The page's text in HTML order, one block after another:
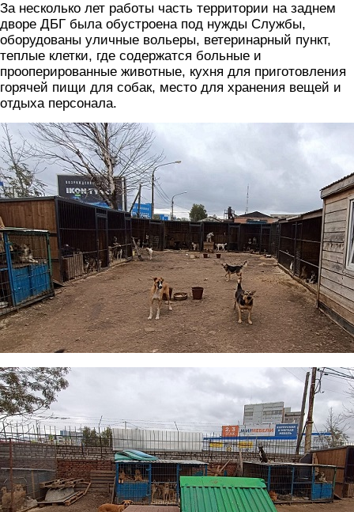
За несколько лет работы часть территории на заднем
дворе ДБГ была обустроена под нужды Службы,
оборудованы уличные вольеры, ветеринарный пункт,
теплые клетки, где содержатся больные и
прооперированные животные, кухня для приготовления
горячей пищи для собак, место для хранения вещей и
отдыха персонала.
foto.jpg
foto2.jpg